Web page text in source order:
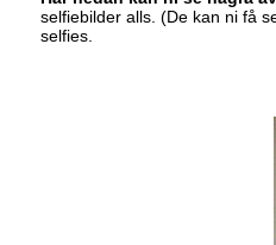
selfiebilder alls. (De kan ni få
selfies.